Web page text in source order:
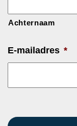
Achternaam
E-mailadres *